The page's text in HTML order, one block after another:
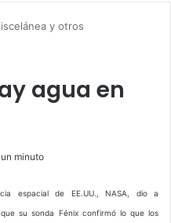
y otros
agua en
minuto
espacial de EE.UU., NASA, dio a
su sonda Fénix confirmó lo que los